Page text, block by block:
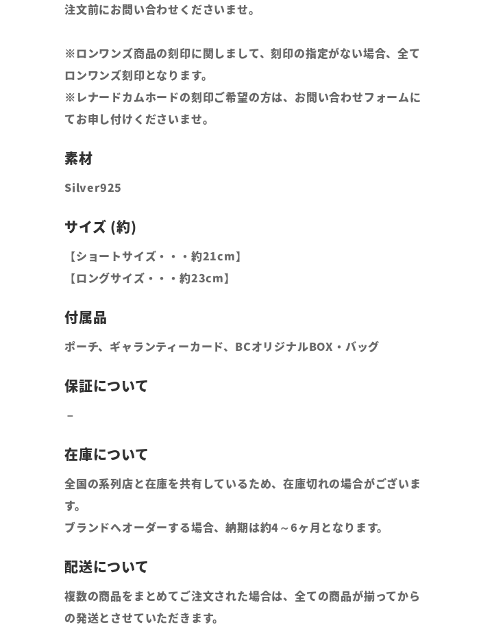
注文前にお問い合わせくださいませ。
※ロンワンズ商品の刻印に関しまして、刻印の指定がない場合、全て
ロンワンズ刻印となります。
※レナードカムホードの刻印ご希望の方は、お問い合わせフォームに
てお申し付けくださいませ。
Silver925
【ショートサイズ・・・約21cm】
【ロングサイズ・・・約23cm】
ポーチ、ギャランティーカード、BCオリジナルBOX・バッグ
全国の系列店と在庫を共有しているため、在庫切れの場合がございま
す。
ブランドへオーダーする場合、納期は約4～6ヶ月となります。
複数の商品をまとめてご注文された場合は、全ての商品が揃ってから
の発送とさせていただきます。